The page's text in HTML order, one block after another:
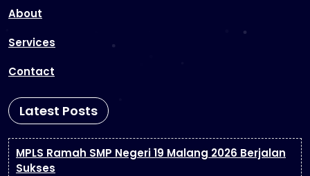
About
Services
Contact
Latest Posts
MPLS Ramah SMP Negeri 19 Malang 2026 Berjalan
Sukses